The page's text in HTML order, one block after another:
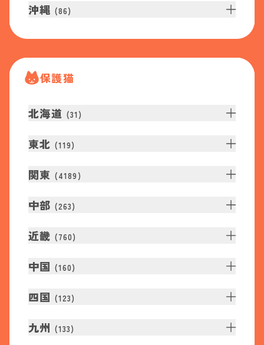
沖縄 (86)
保護猫
北海道 (31 )
東北 (119)
関東 (4189 )
中部 (263)
近畿 (760)
中国 (160)
四国 (123)
九州 (133)